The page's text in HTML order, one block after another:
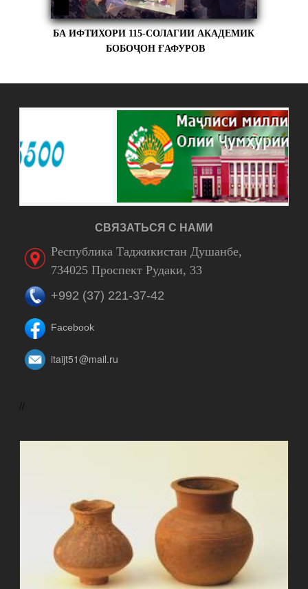
БА ИФТИХОРИ 115-СОЛАГИИ АКАДЕМИК
БОБОҶОН ҒАФУРОВ
СВЯЗАТЬСЯ С НАМИ
Республика Таджикистан Душанбе,
734025 Проспект Рудаки, 33
+992 (37) 221-37-42
Facebook
itaijt51@mail.ru
//